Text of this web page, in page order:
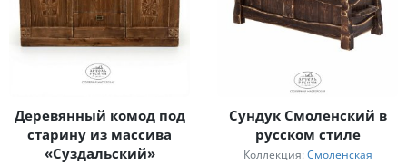
Деревянный комод под
старину из массива
«Суздальский»
Сундук Смоленский в
русском стиле
Коллекция: Смоленская